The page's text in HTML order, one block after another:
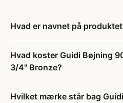
Hvad er navnet på
Hvad koster Guidi Bøjning
3/4" Bronze?
Hvilket mærke står bag